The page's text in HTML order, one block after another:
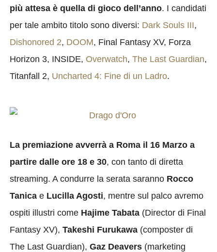
più attesa è quella di gioco dell’anno. I candidati
per tale ambito titolo sono diversi: Dark Souls III,
Dishonored 2, DOOM, Final Fantasy XV, Forza
Horizon 3, INSIDE, Overwatch, The Last Guardian,
Titanfall 2, Uncharted 4: Fine di un Ladro.
La premiazione avverrà a Roma il 16 Marzo a
partire dalle ore 18 e 30, con tanto di diretta
streaming. A condurre la serata saranno Rocco
Tanica e Lucilla Agosti, mentre sul palco avremo
ospiti illustri come Hajime Tabata (Director di Final
Fantasy XV), Takeshi Furukawa (composter di
The Last Guardian), Gaz Deavers (marketing